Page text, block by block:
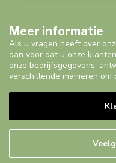
Meer informatie
Als u vragen heeft over
dan voor dat u onze
onze bedrijfsgegevens,
verschillende manieren